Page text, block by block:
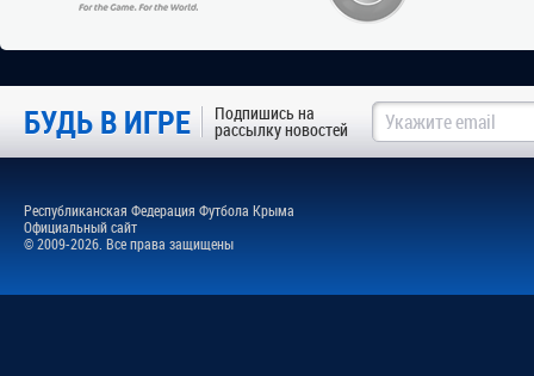
БУДЬ В ИГРЕ Подпишись на
рассылку новостей
Республиканская Федерация Футбола Крыма
Официальный сайт
© 2009-2026. Все права защищены